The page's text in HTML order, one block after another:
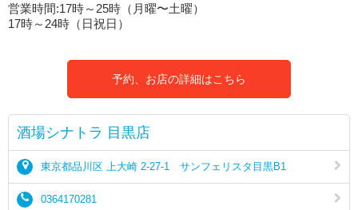
営業時間:17時～25時（月曜〜土曜）
17時～24時（日祝日）
予約、お店の詳細はこちら
酒場シナトラ 目黒店
東京都品川区 上大崎 2-27-1 サンフェリスタ目黒B1
0364170281